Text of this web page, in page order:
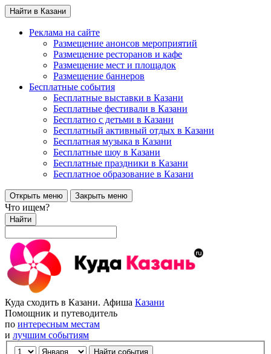
Найти в Казани
Реклама на сайте
Размещение анонсов мероприятий
Размещение ресторанов и кафе
Размещение мест и площадок
Размещение баннеров
Бесплатные события
Бесплатные выставки в Казани
Бесплатные фестивали в Казани
Бесплатно с детьми в Казани
Бесплатный активный отдых в Казани
Бесплатная музыка в Казани
Бесплатные шоу в Казани
Бесплатные праздники в Казани
Бесплатное образование в Казани
Открыть меню Закрыть меню
Что ищем?
Найти
Куда сходить в Казани. Афиша Казани
Помощник и путеводитель
по интересным местам
и лучшим событиям